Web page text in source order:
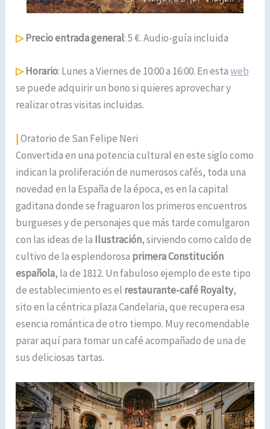
▷Precio entrada general: 5 €. Audio-guía incluida
▷Horario: Lunes a Viernes de 10:00 a 16:00. En estaweb
se puede adquirir un bono si quieres aprovechar y
realizar otras visitas incluidas.
|Oratorio de San Felipe Neri
Convertida en una potencia cultural en este siglo como
indican la proliferación de numerosos cafés, toda una
novedad en la España de la época, es en la capital
gaditana donde se fraguaron los primeros encuentros
burgueses y de personajes que más tarde comulgaron
con las ideas de la Ilustración, sirviendo como caldo de
cultivo de la esplendorosa primera Constitución
española, la de 1812. Un fabuloso ejemplo de este tipo
de establecimiento es el restaurante-café Royalty,
sito en la céntrica plaza Candelaria, que recupera esa
esencia romántica de otro tiempo. Muy recomendable
parar aquí para tomar un café acompañado de una de
sus deliciosas tartas.